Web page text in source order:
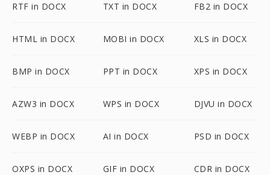
RTF in DOCX TXT in DOCX FB2 in DOCX
HTML in DOCX MOBI in DOCX XLS in DOCX
BMP in DOCX PPT in DOCX XPS in DOCX
AZW3 in DOCX WPS in DOCX DJVU in DOCX
WEBP in DOCX AI in DOCX PSD in DOCX
OXPS in DOCX GIF in DOCX CDR in DOCX